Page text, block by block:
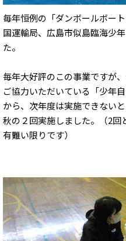
毎年恒例の「ダンボールボー
国運輸局、広島市似島臨海少
た。
毎年大好評のこの事業ですが
ご協力いただいている「少年
から、次年度は実施できない
秋の２回実施しました。（2回
有難い限りです）